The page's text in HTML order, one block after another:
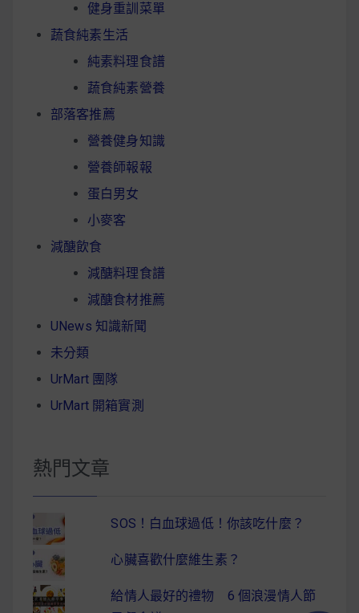
健身重訓菜單
蔬食純素生活
純素料理食譜
蔬食純素營養
部落客推薦
營養健身知識
營養師報報
蛋白男女
小麥客
減醣飲食
減醣料理食譜
減醣食材推薦
UNews 知識新聞
未分類
UrMart 團隊
UrMart 開箱實測
熱門文章
SOS！白血球過低！你該吃什麼？
心臟喜歡什麼維生素？
給情人最好的禮物 6 個浪漫情人節